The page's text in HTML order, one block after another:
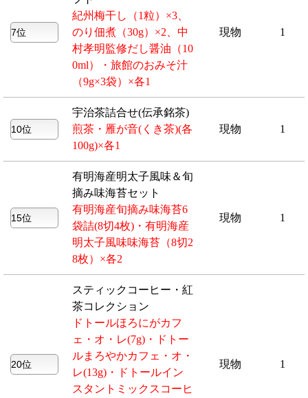
紀州梅干し（1粒）×3、
のり佃煮（30g）×2、中
村孝明監修だし醤油（10
0ml）・旅館のおみそ汁
（9g×3袋）×各1
現物 1
宇治茶詰合せ(伝承銘茶)
煎茶・雁が音(くき茶)(各
100g)×各1
現物 1
有明海産明太子風味＆旬
摘み味海苔セット
有明海産旬摘み味海苔6
袋詰(8切4枚)・有明海産
明太子風味味海苔（8切2
8枚）×各2
現物 1
スティックコーヒー・紅
茶コレクション
ドトールほろにがカフ
ェ・オ・レ(7g)・ドトー
ルまろやかカフェ・オ・
レ(13g)・ドトールイン
スタントミックスコーヒ
現物 1